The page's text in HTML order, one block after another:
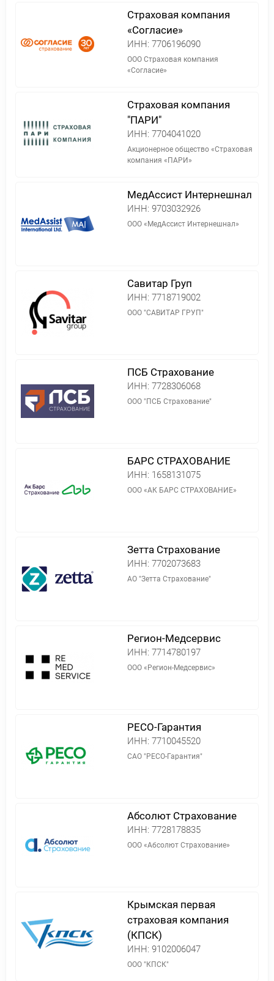
Страховая компания
«Согласие»
ИНН: 7706196090
ООО Страховая компания
«Согласие»
Страховая компания
"ПАРИ"
ИНН: 7704041020
Акционерное общество «Страховая
компания «ПАРИ»
МедАссист Интернешнал
ИНН: 9703032926
ООО «МедАссист Интернешнал»
Савитар Груп
ИНН: 7718719002
ООО "САВИТАР ГРУП"
ПСБ Страхование
ИНН: 7728306068
ООО "ПСБ Страхование"
БАРС СТРАХОВАНИЕ
ИНН: 1658131075
ООО «АК БАРС СТРАХОВАНИЕ»
Зетта Страхование
ИНН: 7702073683
АО "Зетта Страхование"
Регион-Медсервис
ИНН: 7714780197
ООО «Регион-Медсервис»
РЕСО-Гарантия
ИНН: 7710045520
САО "РЕСО-Гарантия"
Абсолют Страхование
ИНН: 7728178835
ООО «Абсолют Страхование»
Крымская первая
страховая компания
(КПСК)
ИНН: 9102006047
ООО "КПСК"